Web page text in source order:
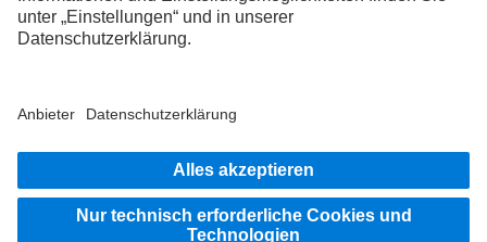
Steig ein
Impressum
Datenschutz